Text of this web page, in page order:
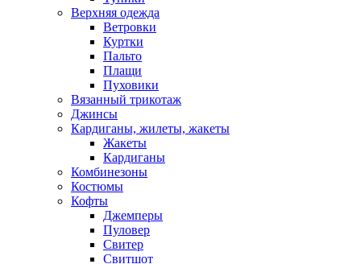
Верхняя одежда
Ветровки
Куртки
Пальто
Плащи
Пуховики
Вязанный трикотаж
Джинсы
Кардиганы, жилеты, жакеты
Жакеты
Кардиганы
Комбинезоны
Костюмы
Кофты
Джемперы
Пуловер
Свитер
Свитшот